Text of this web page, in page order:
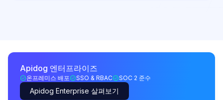
Apidog 엔터프라이즈
온프레미스 배포 SSO & RBAC SOC 2 준수
Apidog Enterprise 살펴보기